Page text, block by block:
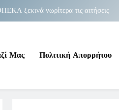
ξεκινά νωρίτερα τις αιτήσεις
και η φράση «Κρήτη ΟΦΗ»
ξεκινά νωρίτερα τις αιτήσεις
Μας Πολιτική Απορρήτου